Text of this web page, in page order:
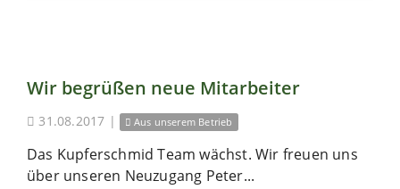
Wir begrüßen neue Mitarbeiter
31.08.2017 | Aus unserem Betrieb
Das Kupferschmid Team wächst. Wir freuen uns
über unseren Neuzugang Peter...